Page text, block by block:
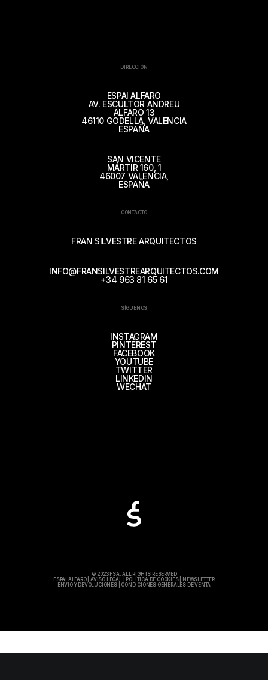
DIRECCIÓN
ESPAI ALFARO
AV. ESCULTOR ANDREU
ALFARO 13
46110 GODELLA, VALENCIA
ESPAÑA
SAN VICENTE
MÁRTIR 160, 1
46007 VALENCIA,
ESPAÑA
CONTACTO
FRAN SILVESTRE ARQUITECTOS
INFO@FRANSILVESTREARQUITECTOS.COM
+34 963 81 65 61
SÍGUENOS
INSTAGRAM
PINTEREST
FACEBOOK
YOUTUBE
TWITTER
LINKEDIN
WECHAT
© 2023 FSA. ALL RIGHTS RESERVED
ESPAI ALFARO|AVISO LEGAL POLÍTICA DE COOKIES|
NEWSLETTER
ENVÍO Y DEVOLUCIONES| CONDICIONES GENERALES DE VENTA